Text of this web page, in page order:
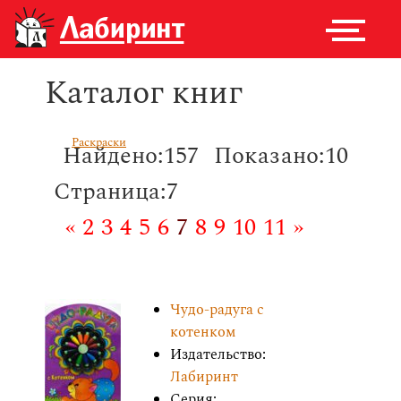
Каталог книг
Раскраски
Найдено:157 Показано:10
Страница:7
« 2 3 4 5 6 7 8 9 10 11 »
Чудо-радуга с
котенком
Издательство:
Лабиринт